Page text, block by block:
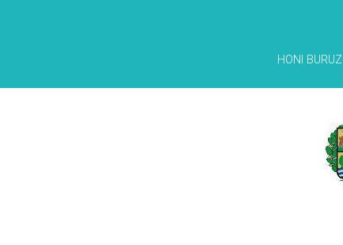
HONI BURUZ